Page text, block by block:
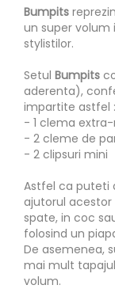
Bumpits
un super volum
stylistilor.
Setul Bumpits
aderenta),
impartite astfel :
- 1 clema
- 2 cleme de
- 2 clipsuri mini
Astfel ca puteti
ajutorul acestor
spate, in coc
folosind un
De asemenea,
mai mult
volum.